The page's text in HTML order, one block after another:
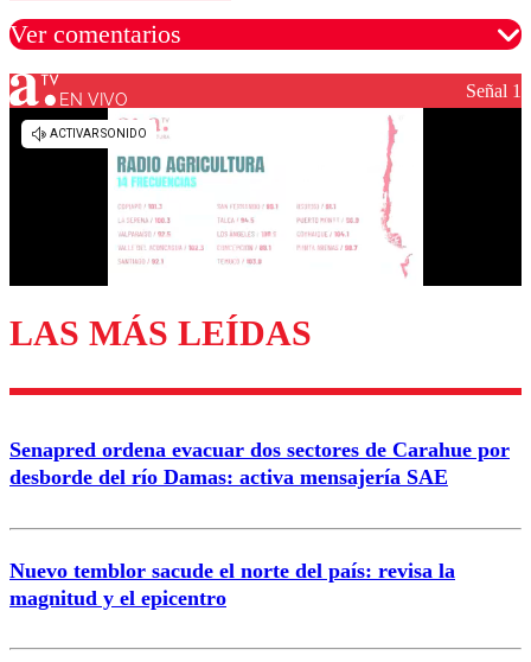
Ver comentarios
Los comentarios son moderados para garantizar un
Enviar comentario
EN VIVO Señal 1
LAS MÁS LEÍDAS
Senapred ordena evacuar dos sectores de Carahue por
desborde del río Damas: activa mensajería SAE
Nuevo temblor sacude el norte del país: revisa la
magnitud y el epicentro